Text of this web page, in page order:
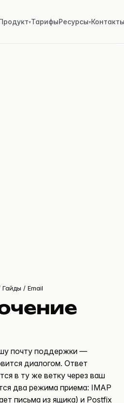
▾ТарифыРесурсы▾
Гайды / Email
почту поддержки —
диалогом. Ответ
в ту же ветку через ваш
два режима приема: IMAP
письма из ящика) и Postfix